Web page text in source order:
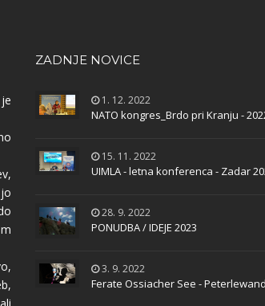
ZADNJE NOVICE
1. 12. 2022
NATO kongres_Brdo pri Kranju -
15. 11. 2022
UIMLA - letna konferenca - Zadar
28. 9. 2022
PONUDBA / IDEJE 2023
3. 9. 2022
Ferate Ossiacher See - Peterlewand